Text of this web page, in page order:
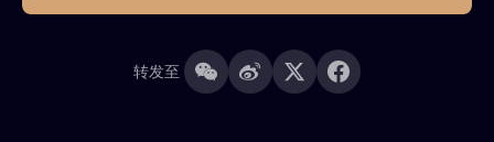
转发至